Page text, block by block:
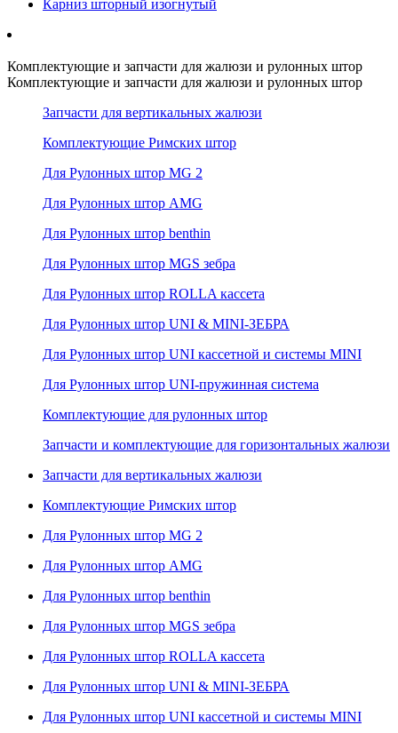
Карниз шторный изогнутый
Комплектующие и запчасти для жалюзи и рулонных штор
Комплектующие и запчасти для жалюзи и рулонных штор
Запчасти для вертикальных жалюзи
Комплектующие Римских штор
Для Рулонных штор MG 2
Для Рулонных штор AMG
Для Рулонных штор benthin
Для Рулонных штор MGS зебра
Для Рулонных штор ROLLA кассета
Для Рулонных штор UNI & MINI-ЗЕБРА
Для Рулонных штор UNI кассетной и системы MINI
Для Рулонных штор UNI-пружинная система
Комплектующие для рулонных штор
Запчасти и комплектующие для горизонтальных жалюзи
Запчасти для вертикальных жалюзи
Комплектующие Римских штор
Для Рулонных штор MG 2
Для Рулонных штор AMG
Для Рулонных штор benthin
Для Рулонных штор MGS зебра
Для Рулонных штор ROLLA кассета
Для Рулонных штор UNI & MINI-ЗЕБРА
Для Рулонных штор UNI кассетной и системы MINI